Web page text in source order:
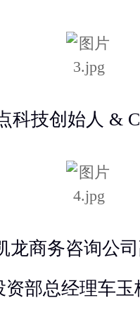
科技创始人 &
龙商务咨询公
部总经理车